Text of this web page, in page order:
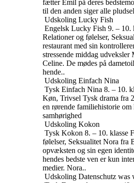
fætter Emil på deres
til den anden siger alle
Udskoling Lucky Fish
Engelsk Lucky Fish 9. – 10.
Relationer og følelser,
restaurant med sin
stressende middag udveksler
Celine. De mødes på
hende..
Udskoling Einfach Nina
Tysk Einfach Nina 8. – 10.
Køn, Trivsel Tysk drama fra
en rørende familiehistorie
samhørighed
Udskoling Kokon
Tysk Kokon 8. – 10. klasse
følelser, Seksualitet Nora fra
opvæksten og sin egen
hendes bedste ven er kun
medier. Nora..
Udskoling Datenschutz was